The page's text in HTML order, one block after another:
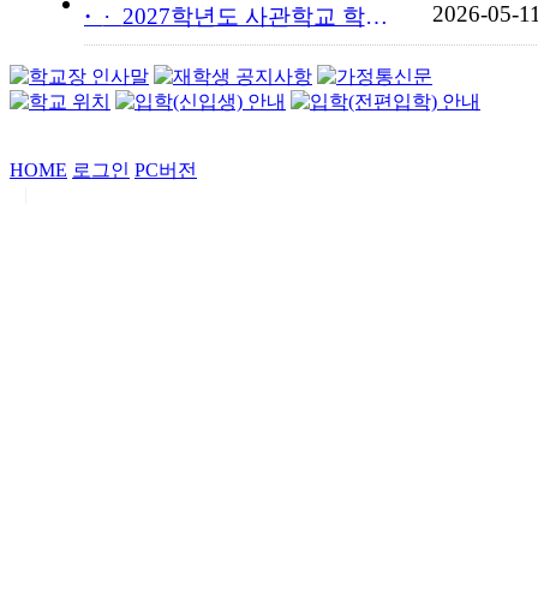
· 2027학년도 사관학교 학교장... 2026-05-
HOME 로그인 PC버전